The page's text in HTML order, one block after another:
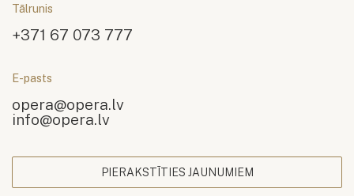
Tālrunis
+371 67 073 777
E-pasts
opera@opera.lv
info@opera.lv
PIERAKSTĪTIES JAUNUMIEM